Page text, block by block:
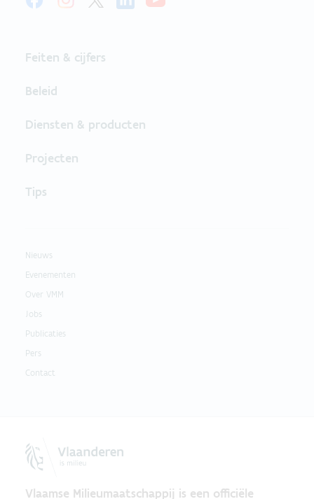
Feiten & cijfers
Beleid
Diensten & producten
Projecten
Tips
Nieuws
Evenementen
Over VMM
Jobs
Publicaties
Pers
Contact
Vlaamse Milieumaatschappij is een officiële